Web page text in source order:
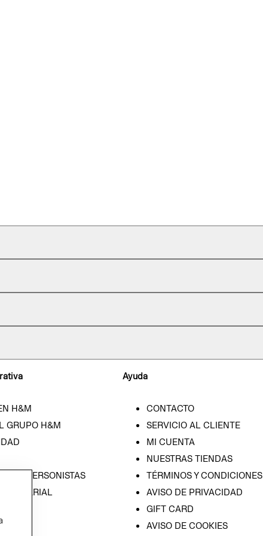
H&M
GRUPO H&M
INVERSONISTAS
Ayuda
CONTACTO
SERVICIO AL CLIENTE
MI CUENTA
NUESTRAS TIENDAS
TÉRMINOS Y CONDICIONES
AVISO DE PRIVACIDAD
GIFT CARD
AVISO DE COOKIES